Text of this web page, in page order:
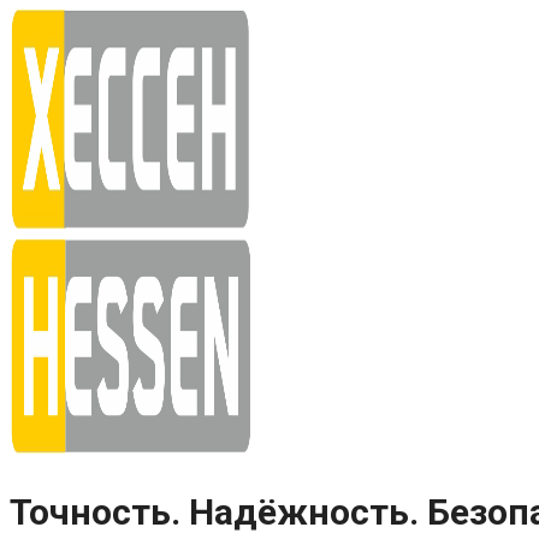
Skip
to
content
Точность. Надёжность.